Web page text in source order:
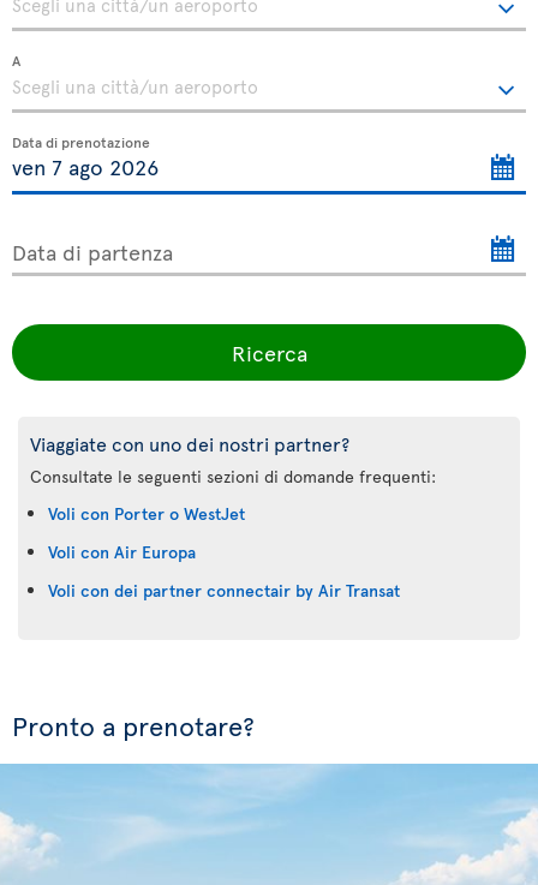
A
Data di prenotazione
Data di partenza
Ricerca
Viaggiate con uno dei nostri partner?
Consultate le seguenti sezioni di domande frequenti:
Voli con Porter o WestJet
Voli con Air Europa
Voli con dei partner connectair by Air Transat
Pronto a prenotare?